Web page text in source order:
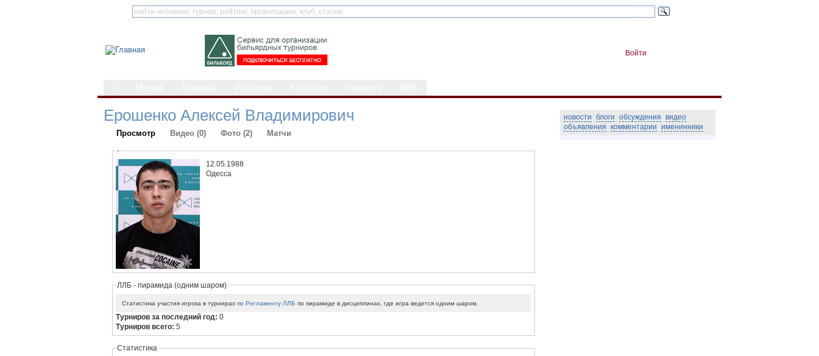
Войти
Ерошенко Алексей Владимирович
Просмотр Видео (0) Фото (2) Матчи
-
12.05.1988
Одесса
ЛЛБ - пирамида (одним шаром)
Статистика участия игрока в турнирахпо Регламенту ЛЛБ по пирамиде в дисциплинах, где игра ведется одним шаром.
Турниров за последний год:0
Турниров всего:5
Статистика
новости блоги обсуждения видео
объявления комментарии именинники